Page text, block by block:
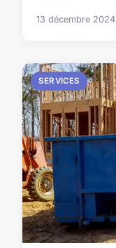
13 décembre 2024
SERVICES